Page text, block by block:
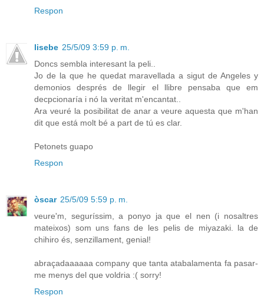
Respon
lisebe 25/5/09 3:59 p. m.
Doncs sembla interesant la peli..
Jo de la que he quedat maravellada a sigut de Angeles y
demonios després de llegir el llibre pensaba que em
decpcionaría i nó la veritat m'encantat..
Ara veuré la posibilitat de anar a veure aquesta que m'han
dit que está molt bé a part de tú es clar.
Petonets guapo
Respon
òscar 25/5/09 5:59 p. m.
veure'm, seguríssim, a ponyo ja que el nen (i nosaltres
mateixos) som uns fans de les pelis de miyazaki. la de
chihiro és, senzillament, genial!
abraçadaaaaaa company que tanta atabalamenta fa pasar-
me menys del que voldria :( sorry!
Respon